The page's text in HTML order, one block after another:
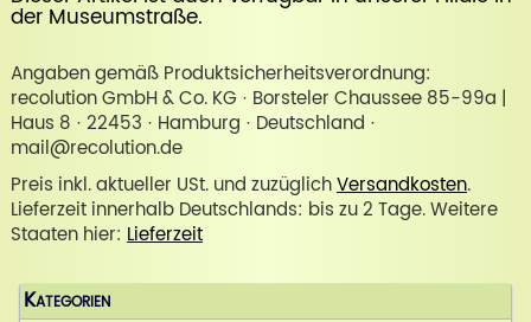
der Museumstraße.
Angaben gemäß Produktsicherheitsverordnung:
recolution GmbH & Co. KG · Borsteler Chaussee 85-99a |
Haus 8 · 22453 · Hamburg · Deutschland ·
mail@recolution.de
Preis inkl. aktueller USt. und zuzüglichVersandkosten.
Lieferzeit innerhalb Deutschlands: bis zu 2 Tage. Weitere
Staaten hier: Lieferzeit
Kategorien